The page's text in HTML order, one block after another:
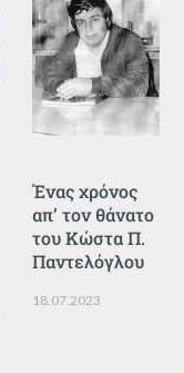
Ένας χρόνος
απ’ τον θάνατο
του Κώστα Π.
Παντελόγλου
18.07.2023